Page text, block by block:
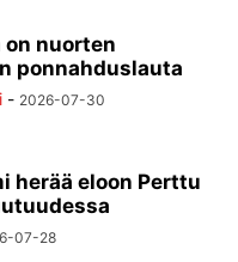
on nuorten
ponnahduslauta
- 2026-07-30
herää eloon Perttu
07-28